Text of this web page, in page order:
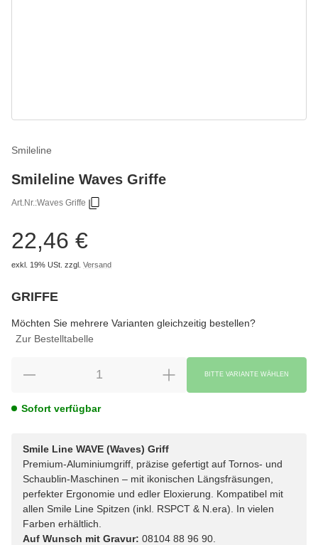
Smileline
Smileline Waves Griffe
Art.Nr.:Waves Griffe
22,46 €
exkl. 19% USt. zzgl. Versand
GRIFFE
Möchten Sie mehrere Varianten gleichzeitig bestellen?
Zur Bestelltabelle
BITTE VARIANTE WÄHLEN
Sofort verfügbar
Smile Line WAVE (Waves) Griff
Premium-Aluminiumgriff, präzise gefertigt auf Tornos- und
Schaublin-Maschinen – mit ikonischen Längsfräsungen,
perfekter Ergonomie und edler Eloxierung. Kompatibel mit
allen Smile Line Spitzen (inkl. RSPCT & N.era). In vielen
Farben erhältlich.
Auf Wunsch mit Gravur: 08104 88 96 90.